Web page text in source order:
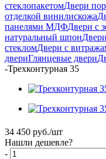
стеклопакетомДвери
отделкой винилискожа
панелями МДФДвери с
натуральный шпон
стекломДвери с
двериГлянцевые двери
-Трехконтурная 35
34 450 руб./шт
Нашли дешевле?
-